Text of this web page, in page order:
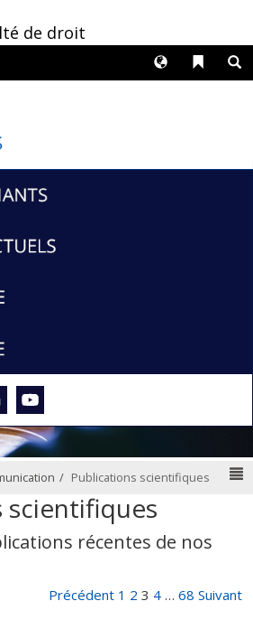
de droit
Liens
Langues
Publications scientifiques
scientifiques
récentes de nos
Précédent 1 2 3 4 … 68 Suivant